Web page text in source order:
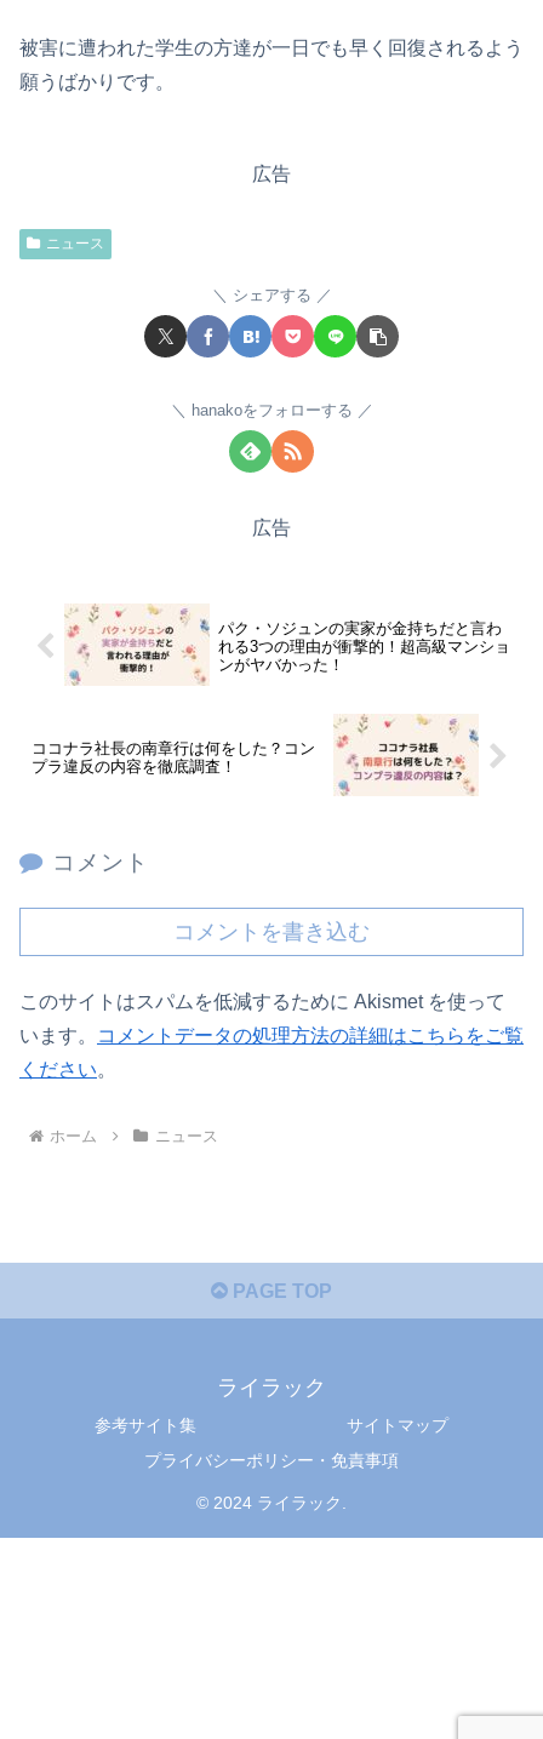
被害に遭われた学生の方達が一日でも早く回復されるよう
願うばかりです。
広告
ニュース
シェアする
hanakoをフォローする
広告
パク・ソジュンの実家が金持ちだと言わ
れる3つの理由が衝撃的！超高級マンショ
ンがヤバかった！
ココナラ社長の南章行は何をした？コン
プラ違反の内容を徹底調査！
コメント
コメントを書き込む
このサイトはスパムを低減するために Akismet を使って
います。
コメントデータの処理方法の詳細はこちらをご覧
ください。
ホーム ニュース
PAGE TOP
ライラック
参考サイト集
サイトマップ
プライバシーポリシー・免責事項
© 2024 ライラック.